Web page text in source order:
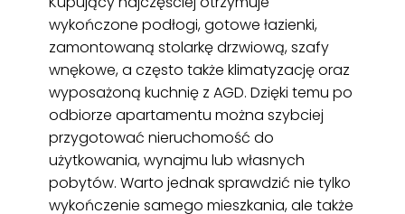
wykończone podłogi, gotowe łazienki,
zamontowaną stolarkę drzwiową, szafy
wnękowe, a często także klimatyzację oraz
wyposażoną kuchnię z AGD. Dzięki temu po
odbiorze apartamentu można szybciej
przygotować nieruchomość do
użytkowania, wynajmu lub własnych
pobytów. Warto jednak sprawdzić nie tylko
wykończenie samego mieszkania, ale także